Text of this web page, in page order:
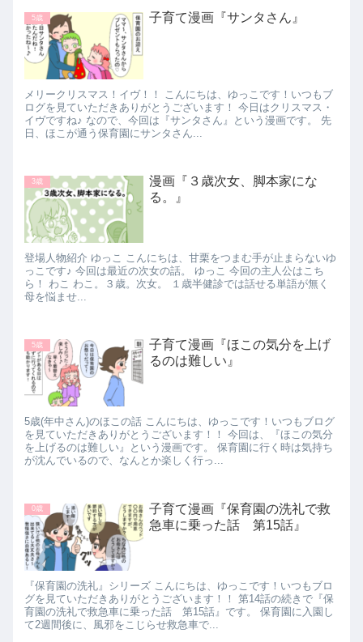
5歳 子育て漫画『サンタさん』
メリークリスマス！イヴ！！ こんにちは、ゆっこです！いつもブ
ログを見ていただきありがとうございます！ 今日はクリスマス・
イヴですね♪ なので、今回は『サンタさん』という漫画です。 先
日、ほこが通う保育園にサンタさん...
3歳
漫画『３歳次女、脚本家にな
る。』
登場人物紹介 ゆっこ こんにちは、甘栗をつまむ手が止まらないゆ
っこです♪ 今回は最近の次女の話。 ゆっこ 今回の主人公はこち
ら！ わこ わこ。３歳。次女。 １歳半健診では話せる単語が無く
母を悩ませ...
5歳
子育て漫画『ほこの気分を上げ
るのは難しい』
5歳(年中さん)のほこの話 こんにちは、ゆっこです！いつもブログ
を見ていただきありがとうございます！！ 今回は、『ほこの気分
を上げるのは難しい』という漫画です。 保育園に行く時は気持ち
が沈んでいるので、なんとか楽しく行っ...
0歳
子育て漫画『保育園の洗礼で救
急車に乗った話 第15話』
『保育園の洗礼』シリーズ こんにちは、ゆっこです！いつもブロ
グを見ていただきありがとうございます！！ 第14話の続きで『保
育園の洗礼で救急車に乗った話 第15話』です。 保育園に入園し
て2週間後に、風邪をこじらせ救急車で...